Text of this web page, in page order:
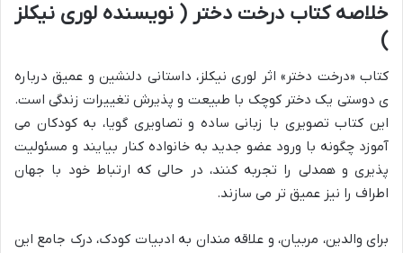
خلاصه کتاب درخت دختر ( نویسنده لوری نیکلز
)
کتاب «درخت دختر» اثر لوری نیکلز، داستانی دلنشین و عمیق درباره
ی دوستی یک دختر کوچک با طبیعت و پذیرش تغییرات زندگی است.
این کتاب تصویری با زبانی ساده و تصاویری گویا، به کودکان می
آموزد چگونه با ورود عضو جدید به خانواده کنار بیایند و مسئولیت
پذیری و همدلی را تجربه کنند، در حالی که ارتباط خود با جهان
اطراف را نیز عمیق تر می سازند.
برای والدین، مربیان، و علاقه مندان به ادبیات کودک، درک جامع این